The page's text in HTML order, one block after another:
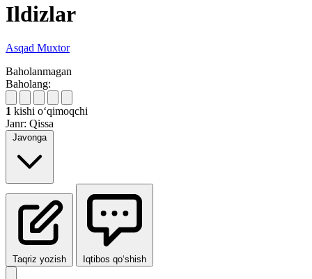
Ildizlar
Asqad Muxtor
Baholanmagan
Baholang:
1 kishi oʻqimoqchi
Janr: Qissa
Javonga
Taqriz yozish Iqtibos qo‘shish